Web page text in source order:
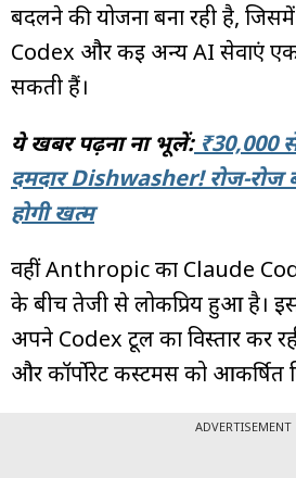
बदलने की योजना बना रही है,
Codex और कई अन्य AI सेवाएं एक
सकती हैं।
ये खबर पढ़ना ना भूलें:₹30,000
दमदार Dishwasher! रोज-रोज
होगी खत्म
वहीं Anthropic का Claude
के बीच तेजी से लोकप्रिय हुआ है।
अपने Codex टूल का विस्तार कर
और कॉर्पोरेट कस्टमर्स को आकर्षित
ADVERTISEMENT